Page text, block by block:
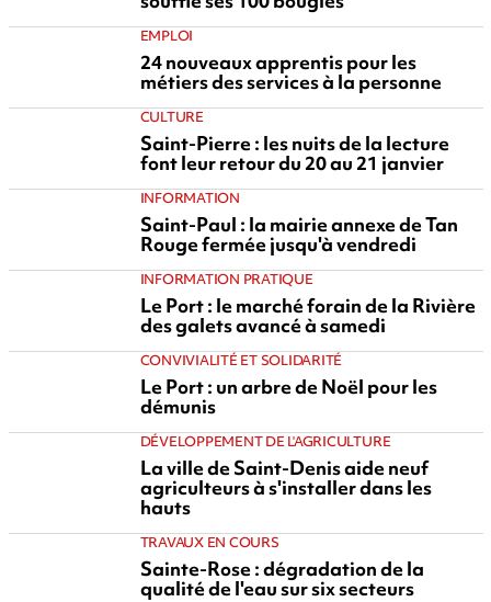
EMPLOI
24 nouveaux apprentis pour les
métiers des services à la personne
CULTURE
Saint-Pierre : les nuits de la lecture
font leur retour du 20 au 21 janvier
INFORMATION
Saint-Paul : la mairie annexe de Tan
Rouge fermée jusqu'à vendredi
INFORMATION PRATIQUE
Le Port : le marché forain de la Rivière
des galets avancé à samedi
CONVIVIALITÉ ET SOLIDARITÉ
Le Port : un arbre de Noël pour les
démunis
DÉVELOPPEMENT DE L'AGRICULTURE
La ville de Saint-Denis aide neuf
agriculteurs à s'installer dans les
hauts
TRAVAUX EN COURS
Sainte-Rose : dégradation de la
qualité de l'eau sur six secteurs